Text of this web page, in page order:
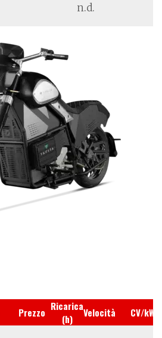
n.d.
Prezzo Ricarica
(h)
Velocità CV/kW